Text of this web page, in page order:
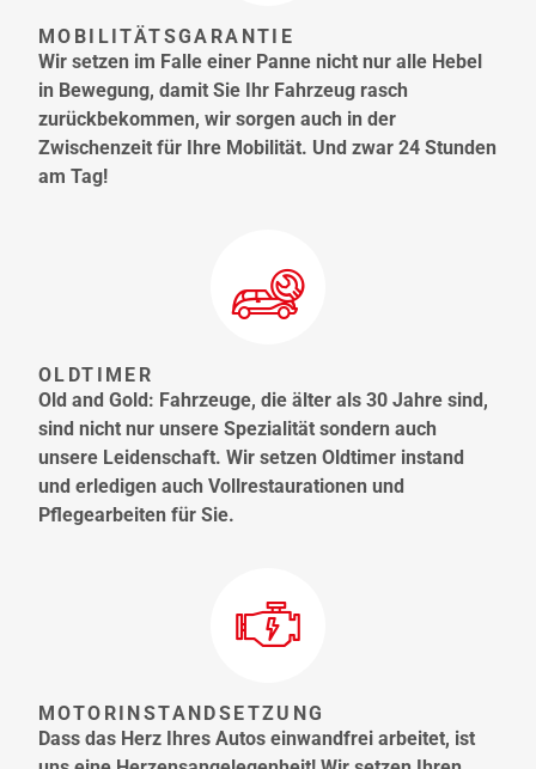
MOBILITÄTSGARANTIE
Wir setzen im Falle einer Panne nicht nur alle Hebel
in Bewegung, damit Sie Ihr Fahrzeug rasch
zurückbekommen, wir sorgen auch in der
Zwischenzeit für Ihre Mobilität. Und zwar 24 Stunden
am Tag!
OLDTIMER
Old and Gold: Fahrzeuge, die älter als 30 Jahre sind,
sind nicht nur unsere Spezialität sondern auch
unsere Leidenschaft. Wir setzen Oldtimer instand
und erledigen auch Vollrestaurationen und
Pflegearbeiten für Sie.
MOTORINSTANDSETZUNG
Dass das Herz Ihres Autos einwandfrei arbeitet, ist